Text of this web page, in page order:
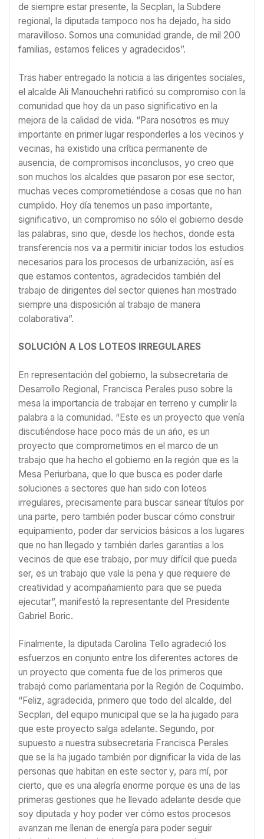
de siempre estar presente, la Secplan, la Subdere
regional, la diputada tampoco nos ha dejado, ha sido
maravilloso. Somos una comunidad grande, de mil 200
familias, estamos felices y agradecidos”.
Tras haber entregado la noticia a las dirigentes sociales,
el alcalde Ali Manouchehri ratificó su compromiso con la
comunidad que hoy da un paso significativo en la
mejora de la calidad de vida. “Para nosotros es muy
importante en primer lugar responderles a los vecinos y
vecinas, ha existido una crítica permanente de
ausencia, de compromisos inconclusos, yo creo que
son muchos los alcaldes que pasaron por ese sector,
muchas veces comprometiéndose a cosas que no han
cumplido. Hoy día tenemos un paso importante,
significativo, un compromiso no sólo el gobierno desde
las palabras, sino que, desde los hechos, donde esta
transferencia nos va a permitir iniciar todos los estudios
necesarios para los procesos de urbanización, así es
que estamos contentos, agradecidos también del
trabajo de dirigentes del sector quienes han mostrado
siempre una disposición al trabajo de manera
colaborativa”.
SOLUCIÓN A LOS LOTEOS IRREGULARES
En representación del gobierno, la subsecretaria de
Desarrollo Regional, Francisca Perales puso sobre la
mesa la importancia de trabajar en terreno y cumplir la
palabra a la comunidad. “Este es un proyecto que venía
discutiéndose hace poco más de un año, es un
proyecto que comprometimos en el marco de un
trabajo que ha hecho el gobierno en la región que es la
Mesa Periurbana, que lo que busca es poder darle
soluciones a sectores que han sido con loteos
irregulares, precisamente para buscar sanear títulos por
una parte, pero también poder buscar cómo construir
equipamiento, poder dar servicios básicos a los lugares
que no han llegado y también darles garantías a los
vecinos de que ese trabajo, por muy difícil que pueda
ser, es un trabajo que vale la pena y que requiere de
creatividad y acompañamiento para que se pueda
ejecutar”, manifestó la representante del Presidente
Gabriel Boric.
Finalmente, la diputada Carolina Tello agradeció los
esfuerzos en conjunto entre los diferentes actores de
un proyecto que comenta fue de los primeros que
trabajó como parlamentaria por la Región de Coquimbo.
“Feliz, agradecida, primero que todo del alcalde, del
Secplan, del equipo municipal que se la ha jugado para
que este proyecto salga adelante. Segundo, por
supuesto a nuestra subsecretaria Francisca Perales
que se la ha jugado también por dignificar la vida de las
personas que habitan en este sector y, para mí, por
cierto, que es una alegría enorme porque es una de las
primeras gestiones que he llevado adelante desde que
soy diputada y hoy poder ver cómo estos procesos
avanzan me llenan de energía para poder seguir